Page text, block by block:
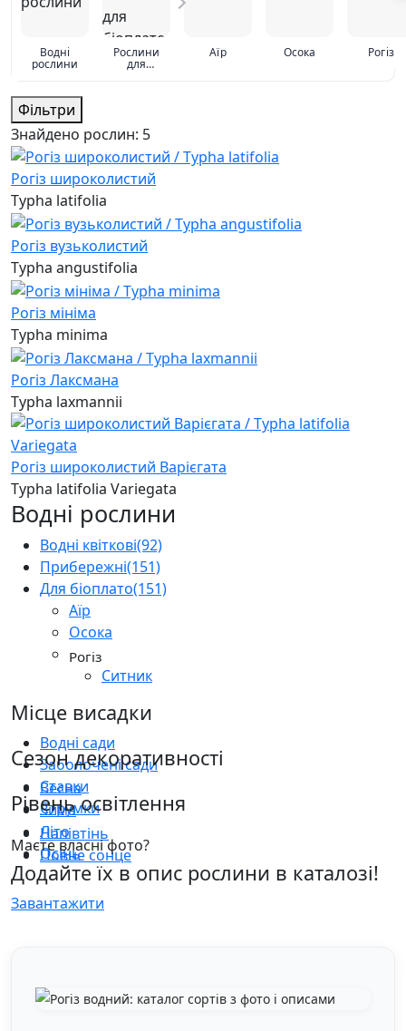
Водні
рослини
Рослини
для
Аїр Осока Рогіз
Фільтри
Знайдено рослин: 5
Рогіз широколистий
Typha latifolia
Рогіз вузьколистий
Typha angustifolia
Рогіз мініма
Typha minima
Рогіз Лаксмана
Typha laxmannii
Рогіз широколистий Варієгата
Typha latifolia Variegata
Водні рослини
Водні квіткові(92)
Прибережні(151)
Для біоплато(151)
Аїр
Осока
Рогіз
Ситник
Місце висадки
Водні сади
Заболочені сади
Ставки
Струмки
Сезон декоративності
Весна
Зима
Літо
Осінь
Рівень освітлення
Напівтінь
Повне сонце
Маєте власні фото?
Додайте їх в опис рослини в каталозі!
Завантажити